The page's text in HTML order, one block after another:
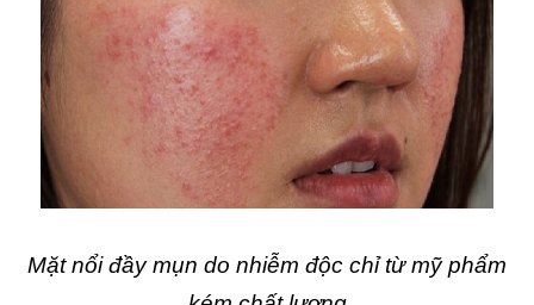
Mặt nổi đầy mụn do nhiễm độc chỉ từ mỹ phẩm